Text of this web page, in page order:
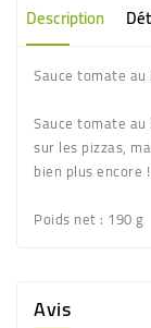
Description
Sauce tomate
Sauce tomate
sur les pizzas,
bien plus encore !
Poids net : 190 g
Avis